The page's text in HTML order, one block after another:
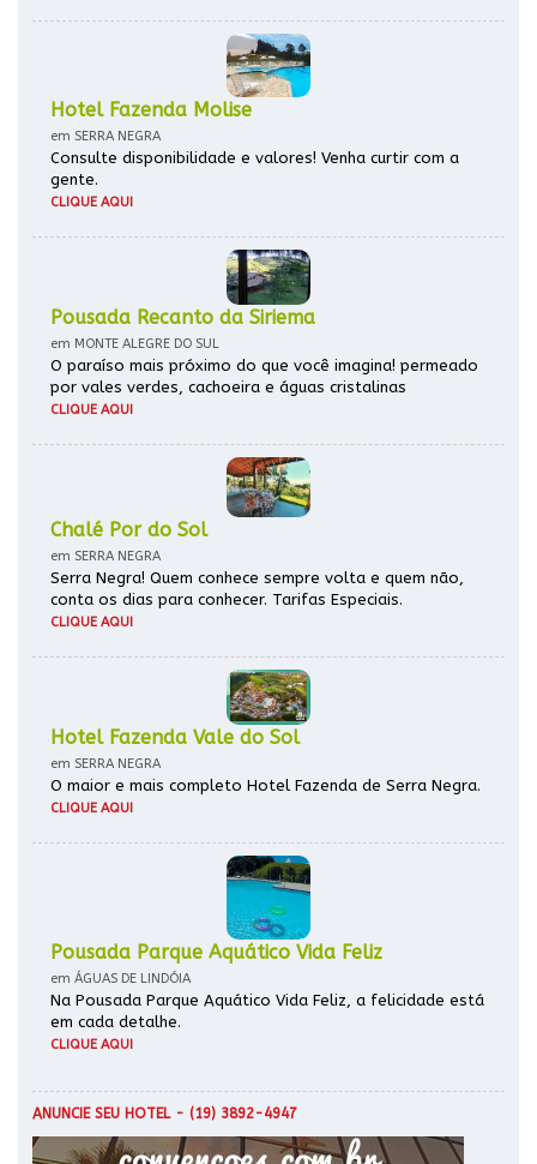
Hotel Fazenda Molise
em SERRA NEGRA
Consulte disponibilidade e valores! Venha curtir com a
gente.
CLIQUE AQUI
Pousada Recanto da Siriema
em MONTE ALEGRE DO SUL
O paraíso mais próximo do que você imagina! permeado
por vales verdes, cachoeira e águas cristalinas
CLIQUE AQUI
Chalé Por do Sol
em SERRA NEGRA
Serra Negra! Quem conhece sempre volta e quem não,
conta os dias para conhecer. Tarifas Especiais.
CLIQUE AQUI
Hotel Fazenda Vale do Sol
em SERRA NEGRA
O maior e mais completo Hotel Fazenda de Serra Negra.
CLIQUE AQUI
Pousada Parque Aquático Vida Feliz
em ÁGUAS DE LINDÓIA
Na Pousada Parque Aquático Vida Feliz, a felicidade está
em cada detalhe.
CLIQUE AQUI
ANUNCIE SEU HOTEL- (19) 3892-4947